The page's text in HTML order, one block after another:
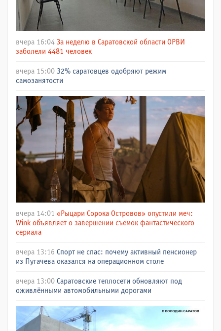
вчера 16:04 За неделю в Саратовской области ОРВИ
заболели 4481 человек
вчера 15:00 32% саратовцев одобряют режим
самозанятости
вчера 14:01 «Рыцари Сорока Островов» опустили меч:
Wink объявляет о завершении съемок фантастического
сериала
вчера 13:16 Спорт не спас: почему активный пенсионер
из Пугачева оказался на операционном столе
вчера 13:00 Саратовские теплосети обновляют под
оживлёнными автомобильными дорогами